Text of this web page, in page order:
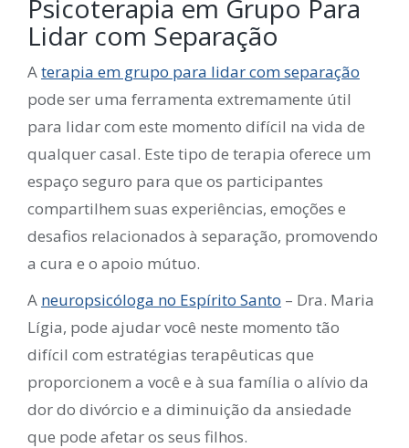
Psicoterapia em Grupo Para
Lidar com Separação
Aterapia em grupo para lidar com separação
pode ser uma ferramenta extremamente útil
para lidar com este momento difícil na vida de
qualquer casal. Este tipo de terapia oferece um
espaço seguro para que os participantes
compartilhem suas experiências, emoções e
desafios relacionados à separação, promovendo
a cura e o apoio mútuo.
A neuropsicóloga no Espírito Santo – Dra. Maria
Lígia, pode ajudar você neste momento tão
difícil com estratégias terapêuticas que
proporcionem a você e à sua família o alívio da
dor do divórcio e a diminuição da ansiedade
que pode afetar os seus filhos.